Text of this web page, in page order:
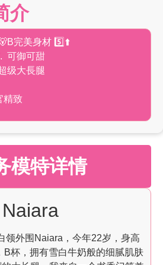
介
完美身材 5️⃣⬆️
可御可甜
级大長腿
精致
模特详情
Naiara
领外围Naiara，今年22岁，身高
B杯，拥有雪白牛奶般的细腻肌肤